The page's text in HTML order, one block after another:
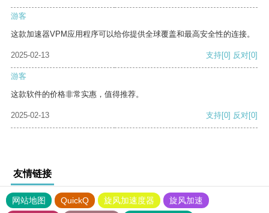
游客
这款加速器VPM应用程序可以给你提供全球覆盖和最高安全性的连接。
2025-02-13 支持[0] 反对[0]
游客
这款软件的价格非常实惠，值得推荐。
2025-02-13 支持[0] 反对[0]
友情链接
网站地图 QuickQ 旋风加速度器
旋风加速